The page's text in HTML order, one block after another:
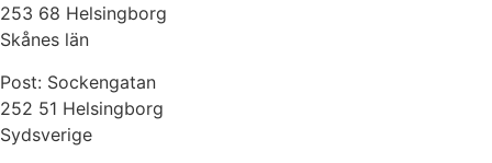
253 68 Helsingborg
Skånes län
Post: Sockengatan
252 51 Helsingborg
Sydsverige